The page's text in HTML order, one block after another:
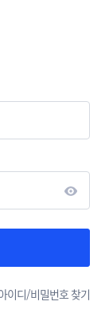
이디/비밀번호 찾기